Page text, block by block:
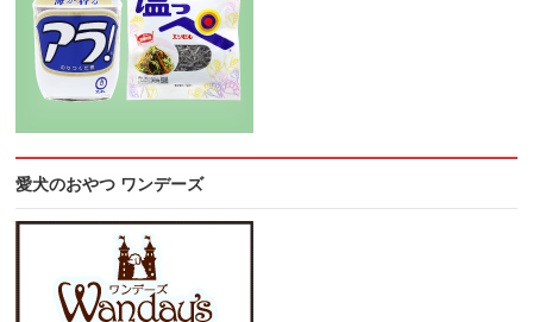
愛犬のおやつ ワンデーズ